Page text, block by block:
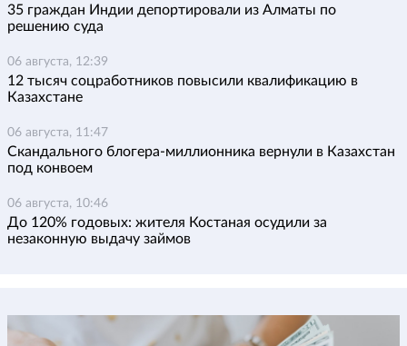
35 граждан Индии депортировали из Алматы по
решению суда
06 августа, 12:39
12 тысяч соцработников повысили квалификацию в
Казахстане
06 августа, 11:47
Скандального блогера-миллионника вернули в Казахстан
под конвоем
06 августа, 10:46
До 120% годовых: жителя Костаная осудили за
незаконную выдачу займов